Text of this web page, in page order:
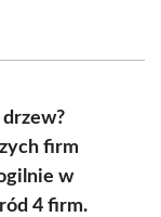
firm
w
4 firm.